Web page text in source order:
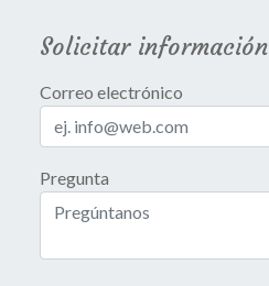
Solicitar información
Correo electrónico
Pregunta